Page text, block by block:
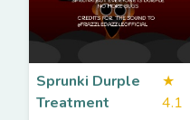
Sprunki Durple
Treatment
★
4.1